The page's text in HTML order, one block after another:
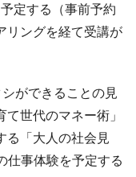
定する（事前予約
リングを経て受講が
ができることの見
世代のマネー術」
る「大人の社会見
仕事体験を予定する